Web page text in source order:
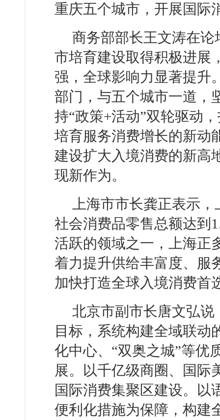
重庆五个城市，开展国际
商务部部长王文涛在
市培育建设取得积极进展
强，全球影响力显著提升
部门，与五个城市一道，
持“政策+活动”双轮驱动
培育服务消费增长的新动
建设扩大入境消费的新高
现新作为。
上海市市长龚正表示
社会消费品零售总额达到
活跃的领域之一，上海正
着力提升供给丰富度、服
加快打造全球入境消费首
北京市副市长唐文弘
目标，系统构建全域联动
化中心、“双奥之城”等优
展。以千亿级商圈、国际
国际消费集聚区建设。以
便利化措施为保障，构建